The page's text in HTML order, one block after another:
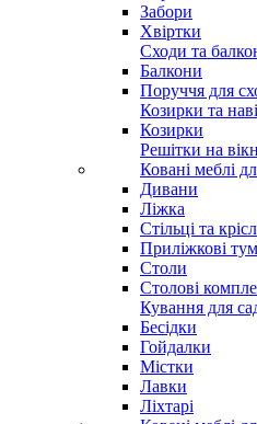
Забори
Хвіртки
Сходи та
Балкони
Поруччя для
Козирки та
Козирки
Решітки на
Ковані меблі
Дивани
Ліжка
Стільці та
Приліжкові
Столи
Столові
Кування для
Бесідки
Гойдалки
Містки
Лавки
Ліхтарі